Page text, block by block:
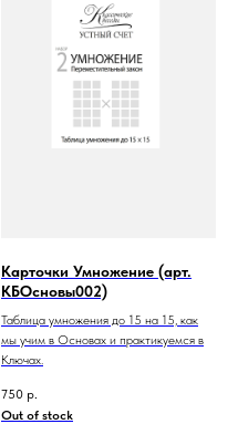
Карточки Умножение (арт.
КБОсновы002)
Таблица умножения до 15 на 15, как
мы учим в Основах и практикуемся в
Ключах.
750 р.
Out of stock